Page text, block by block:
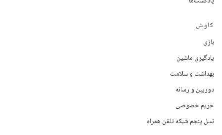
کاوش
بازی
یادگیری ماشین
بهداشت و سلامت
دوربین و رسانه
حریم خصوصی
نسل پنجم شبکه تلفن همراه